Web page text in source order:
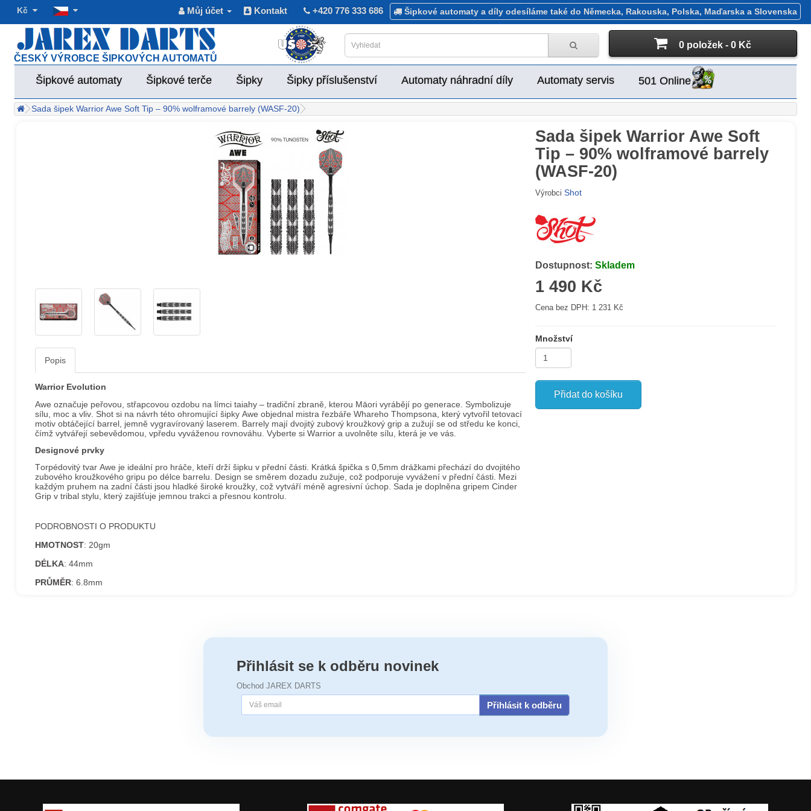
Kč Šipkové automaty a díly odesíláme také do Německa, Rakouska, Polska, Maďarska a Slovenska
Můj účet Kontakt +420 776 333 686
ČESKÝ VÝROBCE ŠIPKOVÝCH AUTOMATŮ
0 položek - 0 Kč
Šipkové automaty Šipkové terče Šipky Šipky příslušenství Automaty náhradní díly Automaty servis 501 Online
Sada šipek Warrior Awe Soft Tip – 90% wolframové barrely (WASF-20)
Popis
Warrior Evolution
Awe označuje peřovou, střapcovou ozdobu na límci taiahy – tradiční zbraně, kterou Māori vyrábějí po generace. Symbolizuje
sílu, moc a vliv. Shot si na návrh této ohromující šipky Awe objednal mistra řezbáře Whareho Thompsona, který vytvořil tetovací
motiv obtáčející barrel, jemně vygravírovaný laserem. Barrely mají dvojitý zubový kroužkový grip a zužují se od středu ke konci,
čímž vytvářejí sebevědomou, vpředu vyváženou rovnováhu. Vyberte si Warrior a uvolněte sílu, která je ve vás.
Designové prvky
Torpédovitý tvar Awe je ideální pro hráče, kteří drží šipku v přední části. Krátká špička s 0,5mm drážkami přechází do dvojitého
zubového kroužkového gripu po délce barrelu. Design se směrem dozadu zužuje, což podporuje vyvážení v přední části. Mezi
každým pruhem na zadní části jsou hladké široké kroužky, což vytváří méně agresivní úchop. Sada je doplněna gripem Cinder
Grip v tribal stylu, který zajišťuje jemnou trakci a přesnou kontrolu.
PODROBNOSTI O PRODUKTU
HMOTNOST: 20gm
DÉLKA: 44mm
PRŮMĚR: 6.8mm
Sada šipek Warrior Awe Soft
Tip – 90% wolframové barrely
(WASF-20)
VýrobciShot
Dostupnost:Skladem
1 490 Kč
Cena bez DPH: 1 231 Kč
Množství
Přidat do košíku
Přihlásit se k odběru novinek
Obchod JAREX DARTS
Přihlásit k odběru